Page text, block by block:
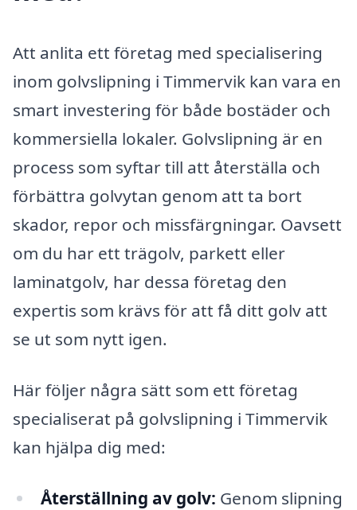
Att anlita ett företag med specialisering
inom golvslipning i Timmervik kan vara en
smart investering för både bostäder och
kommersiella lokaler. Golvslipning är en
process som syftar till att återställa och
förbättra golvytan genom att ta bort
skador, repor och missfärgningar. Oavsett
om du har ett trägolv, parkett eller
laminatgolv, har dessa företag den
expertis som krävs för att få ditt golv att
se ut som nytt igen.
Här följer några sätt som ett företag
specialiserat på golvslipning i Timmervik
kan hjälpa dig med:
Återställning av golv: Genom slipning